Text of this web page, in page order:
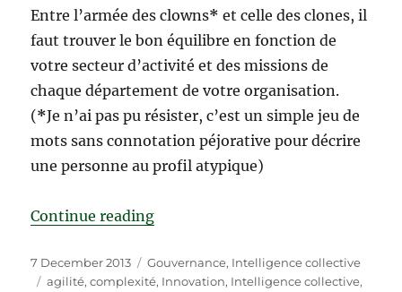
Entre l’armée des clowns* et celle des clones, il
faut trouver le bon équilibre en fonction de
votre secteur d’activité et des missions de
chaque département de votre organisation.
(*Je n’ai pas pu résister, c’est un simple jeu de
mots sans connotation péjorative pour décrire
une personne au profil atypique)
Continue reading“Mettez de l’intelligence
Posted
on
7 December 2013 Categories
Gouvernance, Intelligence collective
Tags
agilité,complexité, Innovation, Intelligence collective,